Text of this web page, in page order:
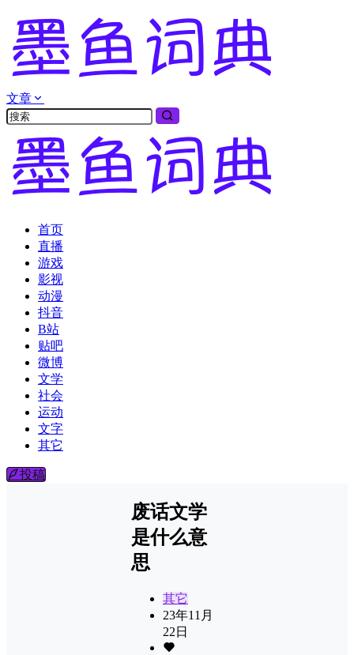
文章
首页
直播
游戏
影视
动漫
抖音
B站
贴吧
微博
文学
社会
运动
文字
其它
投稿
废话文学
是什么意
思
其它
23年11月
22日